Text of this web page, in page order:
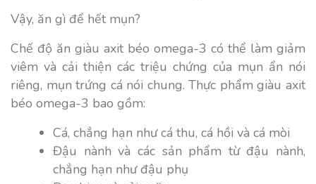
Vậy, ăn gì để hết mụn?
Chế độ ăn giàu axit béo omega-3 có thể làm giảm
viêm và cải thiện các triệu chứng của mụn ẩn nói
riêng, mụn trứng cá nói chung. Thực phẩm giàu axit
béo omega-3 bao gồm:
Cá, chẳng hạn như cá thu, cá hồi và cá mòi
Đậu nành và các sản phẩm từ đậu nành,
chẳng hạn như đậu phụ